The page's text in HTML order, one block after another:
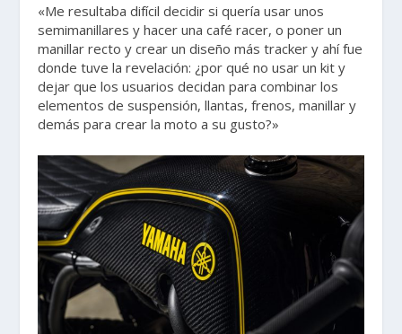
«Me resultaba difícil decidir si quería usar unos
semimanillares y hacer una café racer, o poner un
manillar recto y crear un diseño más tracker y ahí fue
donde tuve la revelación: ¿por qué no usar un kit y
dejar que los usuarios decidan para combinar los
elementos de suspensión, llantas, frenos, manillar y
demás para crear la moto a su gusto?»